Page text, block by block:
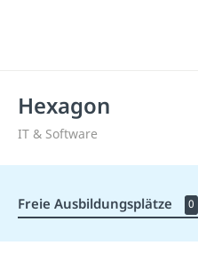
Hexagon
IT & Software
Freie Ausbildungsplätze 0